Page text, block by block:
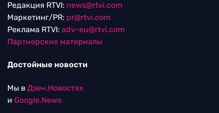
Редакция RTVI: news@rtvi.com
Маркетинг/PR: pr@rtvi.com
Реклама RTVI: adv-eu@rtvi.com
Партнерские материалы
Достойные новости
Мы в Дзен.Новостях
и Google.News